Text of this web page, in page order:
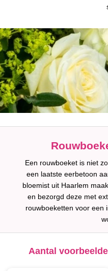
Een rouwboeket is niet
een laatste eerbetoon
bloemist uit Haarlem
en bezorgd deze met
rouwboeketten voor een
Aantal